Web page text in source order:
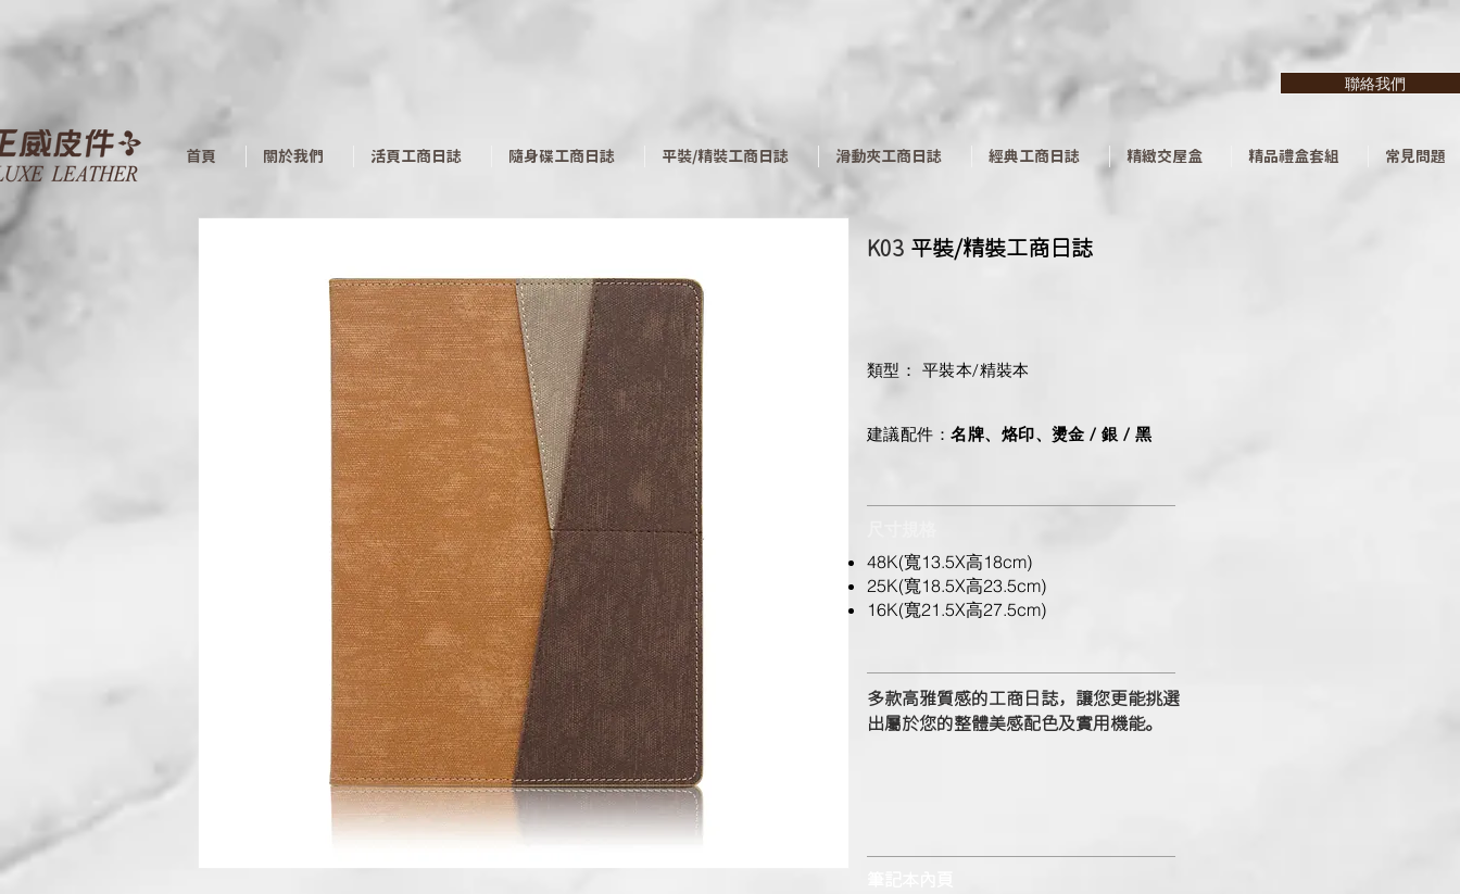
聯絡我們
首頁 關於我們 活頁工商日誌 ​隨身碟工商日誌 平裝/精裝工商日誌 滑動夾工商日誌 經典工商日誌 精緻交屋盒 精品禮盒套組 常見問題
K03 ​平裝/精裝工商日誌
類型： 平裝本/精裝本
建議配件：名牌、烙印、燙金 / 銀 / 黑
48K(寬13.5X高18cm)
25K(寬18.5X高23.5cm)
16K(寬21.5X高27.5cm)
多款高雅質感的工商日誌，讓您更能挑選
出屬於您的整體美感配色及實用機能。